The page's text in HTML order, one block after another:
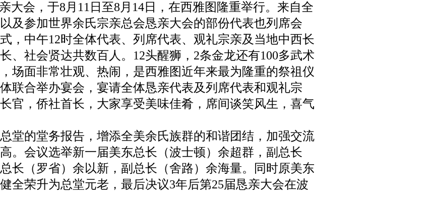
大会，于8月11日至8月14日，在西雅图隆重举行。来自全
及参加世界余氏宗亲总会恳亲大会的部份代表也列席会
，中午12时全体代表、列席代表、观礼宗亲及当地中西长
、社会贤达共数百人。12头醒狮，2条金龙还有100多武术
场面非常壮观、热闹，是西雅图近年来最为隆重的祭祖仪
联合举办宴会，宴请全体恳亲代表及列席代表和观礼宗
官，侨社首长，大家享受美味佳肴，席间谈笑风生，喜气
堂的堂务报告，增添全美余氏族群的和谐团结，加强交流
。会议选举新一届美东总长（波士顿）余超群，副总长
长（罗省）余以新，副总长（舍路）余海量。同时原美东
全荣升为总堂元老，最后决议3年后第25届恳亲大会在波